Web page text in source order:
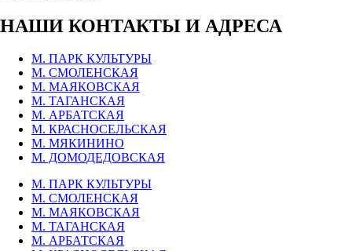
НАШИ КОНТАКТЫ И АДРЕСА
М. ПАРК КУЛЬТУРЫ
М. СМОЛЕНСКАЯ
М. МАЯКОВСКАЯ
М. ТАГАНСКАЯ
М. АРБАТСКАЯ
М. КРАСНОСЕЛЬСКАЯ
М. МЯКИНИНО
М. ДОМОДЕДОВСКАЯ
М. ПАРК КУЛЬТУРЫ
М. СМОЛЕНСКАЯ
М. МАЯКОВСКАЯ
М. ТАГАНСКАЯ
М. АРБАТСКАЯ